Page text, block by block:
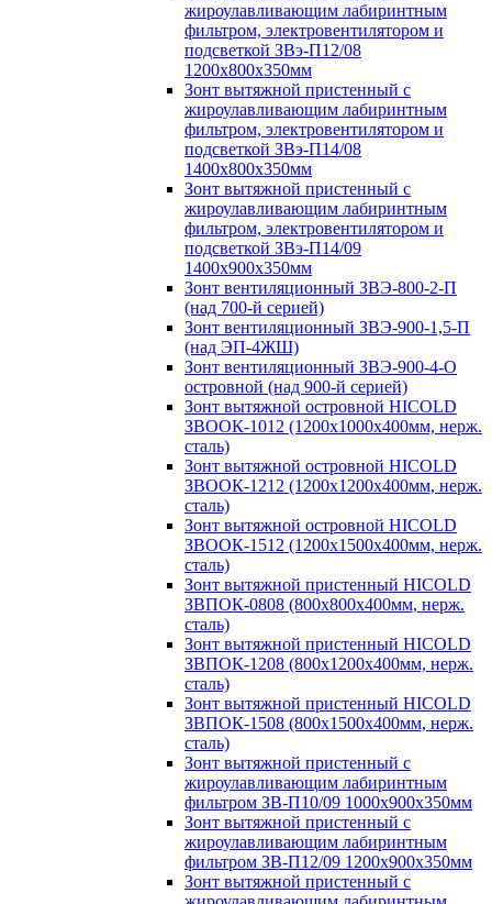
жироулавливающим лабиринтным
фильтром, электровентилятором и
подсветкой ЗВэ-П12/08
1200х800х350мм
Зонт вытяжной пристенный с
жироулавливающим лабиринтным
фильтром, электровентилятором и
подсветкой ЗВэ-П14/08
1400х800х350мм
Зонт вытяжной пристенный с
жироулавливающим лабиринтным
фильтром, электровентилятором и
подсветкой ЗВэ-П14/09
1400х900х350мм
Зонт вентиляционный ЗВЭ-800-2-П
(над 700-й серией)
Зонт вентиляционный ЗВЭ-900-1,5-П
(над ЭП-4ЖШ)
Зонт вентиляционный ЗВЭ-900-4-О
островной (над 900-й серией)
Зонт вытяжной островной HICOLD
ЗВООК-1012 (1200х1000х400мм, нерж.
сталь)
Зонт вытяжной островной HICOLD
ЗВООК-1212 (1200x1200x400мм, нерж.
сталь)
Зонт вытяжной островной HICOLD
ЗВООК-1512 (1200х1500х400мм, нерж.
сталь)
Зонт вытяжной пристенный HICOLD
ЗВПОК-0808 (800х800х400мм, нерж.
сталь)
Зонт вытяжной пристенный HICOLD
ЗВПОК-1208 (800х1200х400мм, нерж.
сталь)
Зонт вытяжной пристенный HICOLD
ЗВПОК-1508 (800х1500х400мм, нерж.
сталь)
Зонт вытяжной пристенный с
жироулавливающим лабиринтным
фильтром ЗВ-П10/09 1000х900х350мм
Зонт вытяжной пристенный с
жироулавливающим лабиринтным
фильтром ЗВ-П12/09 1200х900х350мм
Зонт вытяжной пристенный с